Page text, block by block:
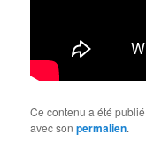
Ce contenu a été
avec sonpermalien.